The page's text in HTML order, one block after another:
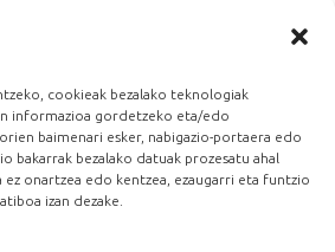
cookieak bezalako teknologiak
informazioa gordetzeko eta/edo
baimenari esker, nabigazio-portaera edo
bakarrak bezalako datuak prozesatu ahal
ez onartzea edo kentzea, ezaugarri eta funtzio
izan dezake.